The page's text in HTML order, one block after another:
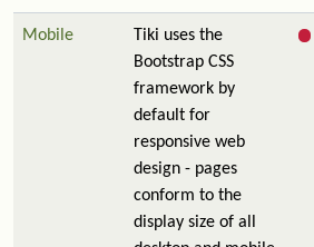
Mobile
Tiki uses the
Bootstrap CSS
framework by
default for
responsive web
design - pages
conform to the
display size of all